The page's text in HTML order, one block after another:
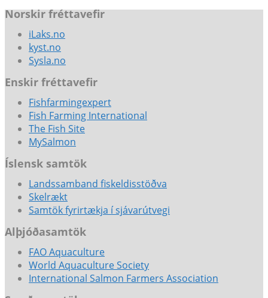
Norskir fréttavefir
iLaks.no
kyst.no
Sysla.no
Enskir fréttavefir
Fishfarmingexpert
Fish Farming International
The Fish Site
MySalmon
Íslensk samtök
Landssamband fiskeldisstöðva
Skelrækt
Samtök fyrirtækja í sjávarútvegi
Alþjóðasamtök
FAO Aquaculture
World Aquaculture Society
International Salmon Farmers Association